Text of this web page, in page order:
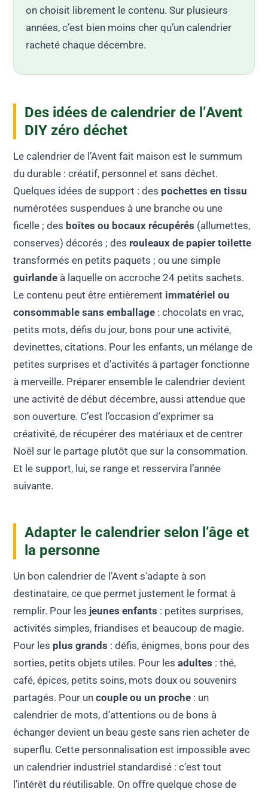
on choisit librement le contenu. Sur plusieurs
années, c’est bien moins cher qu’un calendrier
racheté chaque décembre.
Des idées de calendrier de l’Avent
DIY zéro déchet
Le calendrier de l’Avent fait maison est le summum
du durable : créatif, personnel et sans déchet.
Quelques idées de support : des pochettes en tissu
numérotées suspendues à une branche ou une
ficelle ; des boîtes ou bocaux récupérés (allumettes,
conserves) décorés ; des rouleaux de papier toilette
transformés en petits paquets ; ou une simple
guirlande à laquelle on accroche 24 petits sachets.
Le contenu peut être entièrement immatériel ou
consommable sans emballage : chocolats en vrac,
petits mots, défis du jour, bons pour une activité,
devinettes, citations. Pour les enfants, un mélange de
petites surprises et d’activités à partager fonctionne
à merveille. Préparer ensemble le calendrier devient
une activité de début décembre, aussi attendue que
son ouverture. C’est l’occasion d’exprimer sa
créativité, de récupérer des matériaux et de centrer
Noël sur le partage plutôt que sur la consommation.
Et le support, lui, se range et resservira l’année
suivante.
Adapter le calendrier selon l’âge et
la personne
Un bon calendrier de l’Avent s’adapte à son
destinataire, ce que permet justement le format à
remplir. Pour les jeunes enfants : petites surprises,
activités simples, friandises et beaucoup de magie.
Pour les plus grands : défis, énigmes, bons pour des
sorties, petits objets utiles. Pour lesadultes : thé,
café, épices, petits soins, mots doux ou souvenirs
partagés. Pour uncouple ou un proche : un
calendrier de mots, d’attentions ou de bons à
échanger devient un beau geste sans rien acheter de
superflu. Cette personnalisation est impossible avec
un calendrier industriel standardisé : c’est tout
l’intérêt du réutilisable. On offre quelque chose de